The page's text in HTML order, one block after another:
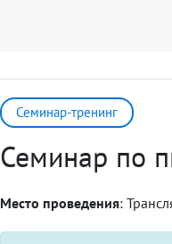
Семинар-тренинг
Семинар по
Место проведения: